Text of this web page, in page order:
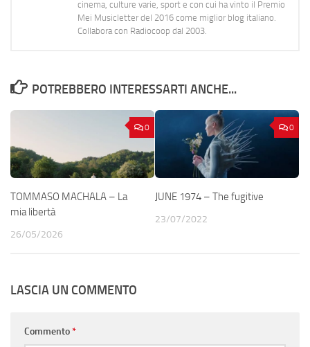
cinema, culture varie, sport e con cui ha vinto il Premio
Mei Musicletter del 2016 come miglior blog italiano.
Collabora con Radiocoop dal 2003.
POTREBBERO INTERESSARTI ANCHE...
0
TOMMASO MACHALA – La
mia libertà
26/05/2026
0
JUNE 1974 – The fugitive
23/07/2022
LASCIA UN COMMENTO
Commento*